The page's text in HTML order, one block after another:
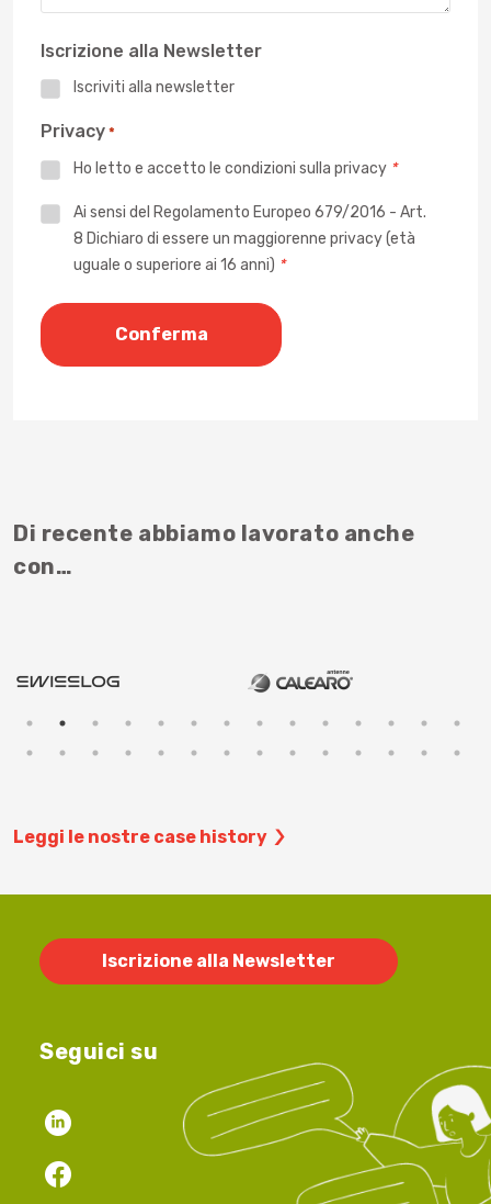
Iscrizione alla Newsletter
Iscriviti alla newsletter
Privacy *
Ho letto e accetto le condizioni sulla privacy *
PrivacyAi sensi del Regolamento Europeo 679/2016 - Art.
8 Dichiaro di essere un maggiorenne privacy (età
uguale o superiore ai 16 anni) *
Di recente abbiamo lavorato anche
con…
Leggi le nostre case history
Iscrizione alla Newsletter
Seguici su